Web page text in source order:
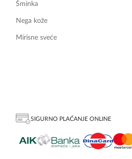
Šminka
Nega kože
Mirisne sveće
SIGURNO PLAĆANJE ONLINE